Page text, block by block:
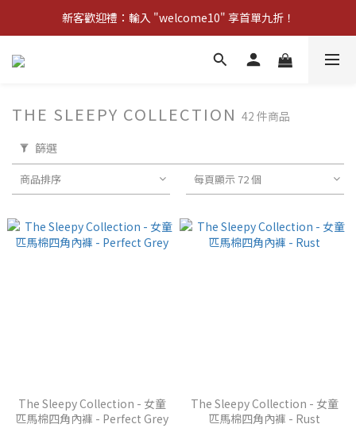
新客歡迎禮：輸入 "welcome10" 享首單九折！
新客歡迎禮：輸入 "welcome10" 享首單九折！
Pom d'Api 畢業特典 · 全品項買一送一
THE SLEEPY COLLECTION 42 件商品
篩選
商品排序 每頁顯示 72 個
The Sleepy Collection - 女童
匹馬棉四角內褲 - Perfect Grey
The Sleepy Collection - 女童
匹馬棉四角內褲 - Rust